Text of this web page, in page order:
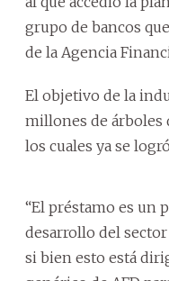
grupo de bancos
de la Agencia
El objetivo de la
millones de árboles
los cuales ya se
“El préstamo es un
desarrollo del sector
si bien esto está